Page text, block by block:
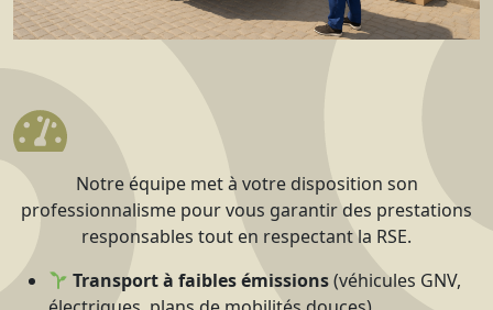
Notre équipe met à votre disposition son
professionnalisme pour vous garantir des prestations
responsables tout en respectant la RSE.
Transport à faibles émissions(véhicules GNV,